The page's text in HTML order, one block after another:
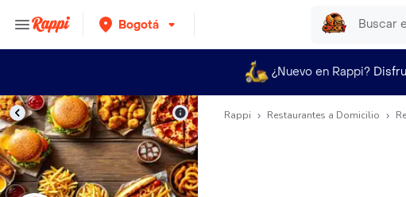
Bogotá
¿Nuevo en Rappi?
Rappi Restaurantes a Domicilio